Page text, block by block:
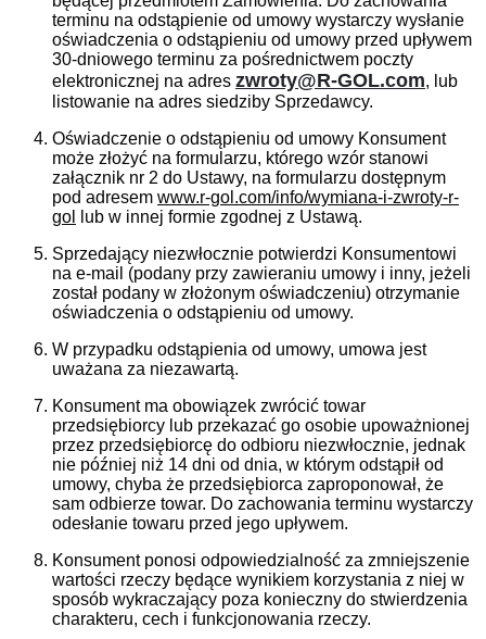
terminu na odstąpienie od umowy wystarczy wysłanie
oświadczenia o odstąpieniu od umowy przed upływem
30-dniowego terminu za pośrednictwem poczty
elektronicznej na adres zwroty@R-GOL.com, lub
listowanie na adres siedziby Sprzedawcy.
Oświadczenie o odstąpieniu od umowy Konsument
może złożyć na formularzu, którego wzór stanowi
załącznik nr 2 do Ustawy, na formularzu dostępnym
pod adresem www.r-gol.com/info/wymiana-i-zwroty-r-
gol
lub w innej formie zgodnej z Ustawą.
Sprzedający niezwłocznie potwierdzi Konsumentowi
na e-mail (podany przy zawieraniu umowy i inny, jeżeli
został podany w złożonym oświadczeniu) otrzymanie
oświadczenia o odstąpieniu od umowy.
W przypadku odstąpienia od umowy, umowa jest
uważana za niezawartą.
Konsument ma obowiązek zwrócić towar
przedsiębiorcy lub przekazać go osobie upoważnionej
przez przedsiębiorcę do odbioru niezwłocznie, jednak
nie później niż 14 dni od dnia, w którym odstąpił od
umowy, chyba że przedsiębiorca zaproponował, że
sam odbierze towar. Do zachowania terminu wystarczy
odesłanie towaru przed jego upływem.
Konsument ponosi odpowiedzialność za zmniejszenie
wartości rzeczy będące wynikiem korzystania z niej w
sposób wykraczający poza konieczny do stwierdzenia
charakteru, cech i funkcjonowania rzeczy.